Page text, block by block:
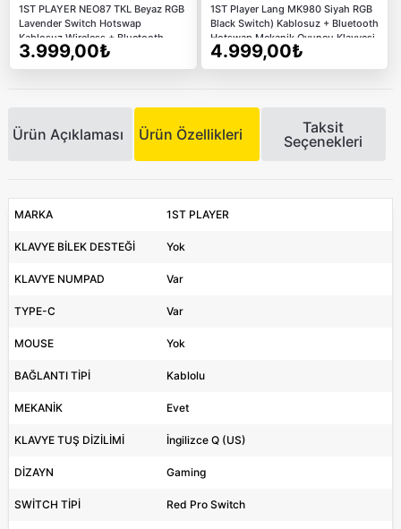
1ST PLAYER NEO87 TKL Beyaz RGB
Lavender Switch Hotswap
Kablosuz Wireless + Bluetooth
Türkçe Mekanik Oyuncu Klavyesi
3.999,00₺
1ST Player Lang MK980 Siyah RGB
Black Switch) Kablosuz + Bluetooth
Hotswap Mekanik Oyuncu Klavyesi
4.999,00₺
Ürün Açıklaması Ürün Özellikleri
Taksit
Seçenekleri
MARKA 1ST PLAYER
KLAVYE BİLEK DESTEĞİ Yok
KLAVYE NUMPAD Var
TYPE-C Var
MOUSE Yok
BAĞLANTI TİPİ Kablolu
MEKANİK Evet
KLAVYE TUŞ DİZİLİMİ İngilizce Q (US)
DİZAYN Gaming
SWİTCH TİPİ Red Pro Switch